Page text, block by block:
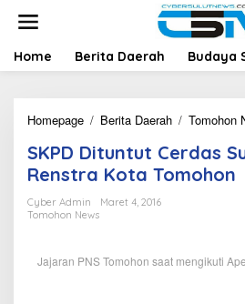
t
Home Berita Daerah Budaya
Homepage / Berita Daerah / Tomohon
SKPD Dituntut Cerdas
Renstra Kota Tomohon
Cyber Admin
Maret 4, 2016
Tomohon News
Jajaran PNS Tomohon saat mengikuti